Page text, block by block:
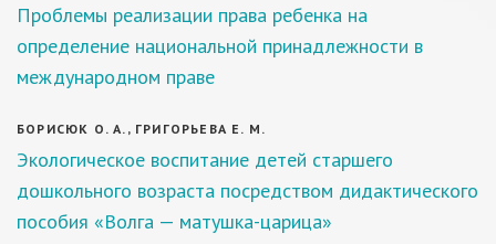
Проблемы реализации права ребенка на
определение национальной принадлежности в
международном праве
БОРИСЮК О. А., ГРИГОРЬЕВА Е. М.
Экологическое воспитание детей старшего
дошкольного возраста посредством дидактического
пособия «Волга — матушка-царица»